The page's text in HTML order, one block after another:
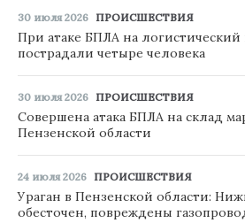
30 июля 2026 ПРОИСШЕСТВИЯ
При атаке БПЛА на
пострадали четыре человека
30 июля 2026 ПРОИСШЕСТВИЯ
Совершена атака БПЛА на склад
Пензенской области
24 июля 2026 ПРОИСШЕСТВИЯ
Ураган в Пензенской области:
обесточен, повреждены